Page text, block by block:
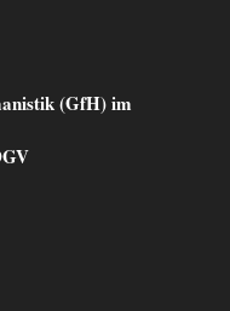
(GfH) im